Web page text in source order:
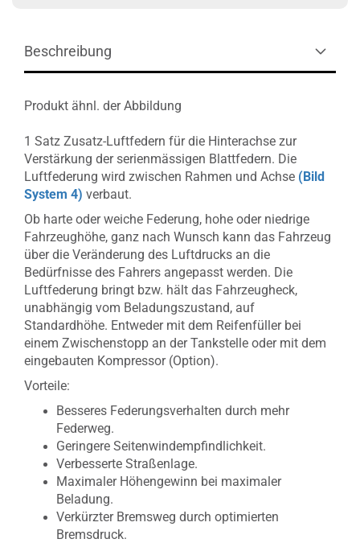
Beschreibung
Produkt ähnl. der Abbildung
1 Satz Zusatz-Luftfedern für die Hinterachse zur
Verstärkung der serienmässigen Blattfedern. Die
Luftfederung wird zwischen Rahmen und Achse (Bild
System 4) verbaut.
Ob harte oder weiche Federung, hohe oder niedrige
Fahrzeughöhe, ganz nach Wunsch kann das Fahrzeug
über die Veränderung des Luftdrucks an die
Bedürfnisse des Fahrers angepasst werden. Die
Luftfederung bringt bzw. hält das Fahrzeugheck,
unabhängig vom Beladungszustand, auf
Standardhöhe. Entweder mit dem Reifenfüller bei
einem Zwischenstopp an der Tankstelle oder mit dem
eingebauten Kompressor (Option).
Vorteile:
Besseres Federungsverhalten durch mehr
Federweg.
Geringere Seitenwindempfindlichkeit.
Verbesserte Straßenlage.
Maximaler Höhengewinn bei maximaler
Beladung.
Verkürzter Bremsweg durch optimierten
Bremsdruck.